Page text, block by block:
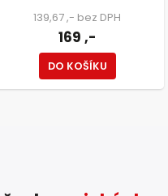
139,67 ,- bez DPH
169 ,-
DO KOŠÍKU